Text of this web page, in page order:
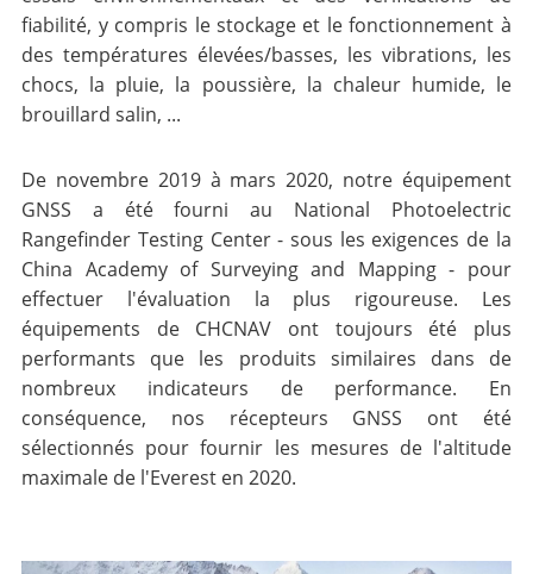
fiabilité, y compris le stockage et le fonctionnement à
des températures élevées/basses, les vibrations, les
chocs, la pluie, la poussière, la chaleur humide, le
brouillard salin, ...
De novembre 2019 à mars 2020, notre équipement
GNSS a été fourni au National Photoelectric
Rangefinder Testing Center - sous les exigences de la
China Academy of Surveying and Mapping - pour
effectuer l'évaluation la plus rigoureuse. Les
équipements de CHCNAV ont toujours été plus
performants que les produits similaires dans de
nombreux indicateurs de performance. En
conséquence, nos récepteurs GNSS ont été
sélectionnés pour fournir les mesures de l'altitude
maximale de l'Everest en 2020.